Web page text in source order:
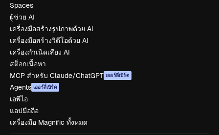
Spaces
ผู้ช่วย AI
เครื่องมือสร้างรูปภาพด้วย AI
เครื่องมือสร้างวิดีโอด้วย AI
เครื่องกำเนิดเสียง AI
สต็อกเนื้อหา
MCP สำหรับ Claude/ChatGPT เออร์ลี่เบิร์ด
Agents เออร์ลี่เบิร์ด
เอพีไอ
แอปมือถือ
เครื่องมือ Magnific ทั้งหมด